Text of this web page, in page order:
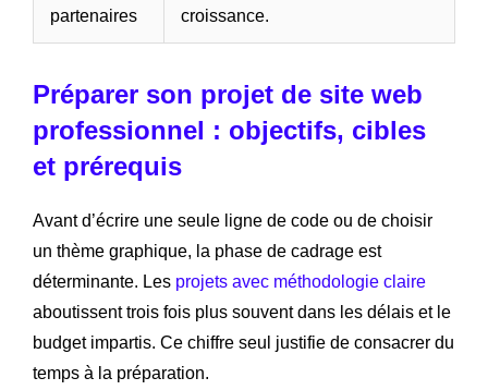
partenaires
croissance.
Préparer son projet de site web
professionnel : objectifs, cibles
et prérequis
Avant d’écrire une seule ligne de code ou de choisir
un thème graphique, la phase de cadrage est
déterminante. Les projets avec méthodologie claire
aboutissent trois fois plus souvent dans les délais et le
budget impartis. Ce chiffre seul justifie de consacrer du
temps à la préparation.